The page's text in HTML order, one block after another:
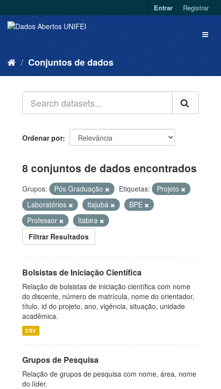
Entrar Registrar
Conjuntos de dados
Ordenar por
8 conjuntos de dados encontrados
Grupos: Pós Graduação Etiquetas:
Projeto
Laboratórios
Itajubá
BPE
Professor
Itabira
Filtrar Resultados
Bolsistas de Iniciação Científica
Relação de bolsistas de iniciação científica com nome
do discente, número de matrícula, nome do orientador,
título, id do projeto, ano, vigência, situação, unidade
acadêmica.
CSV
Grupos de Pesquisa
Relação de grupos de pesquisa com nome, área, nome
do líder.